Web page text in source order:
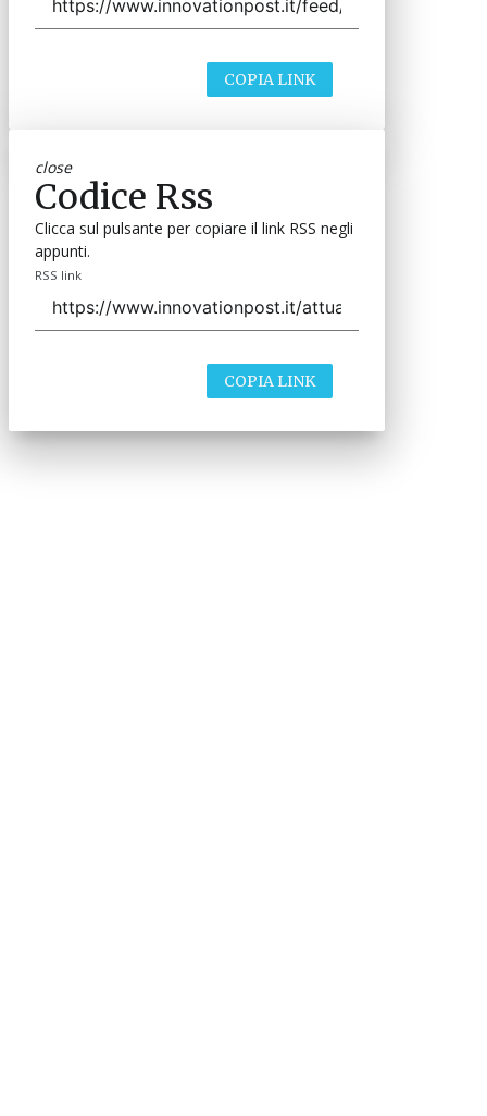
COPIA LINK
close
Codice Rss
Clicca sul pulsante per copiare il link RSS negli
appunti.
RSS link
COPIA LINK